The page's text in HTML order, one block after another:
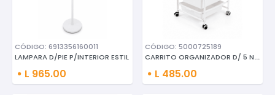
CÓDIGO: 6913356160011
LAMPARA D/PIE P/INTERIOR ESTIL
L 965.00
CÓDIGO: 5000725189
CARRITO ORGANIZADOR D/ 5 NIVEL
L 485.00